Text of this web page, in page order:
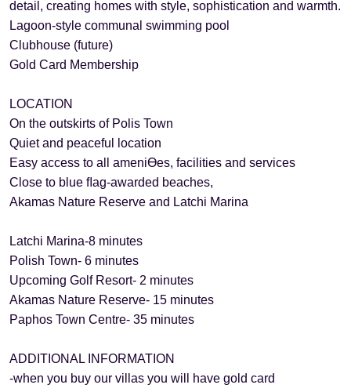
detail, creating homes with style, sophistication and warmth.
Lagoon-style communal swimming pool
Clubhouse (future)
Gold Card Membership
LOCATION
On the outskirts of Polis Town
Quiet and peaceful location
Easy access to all ameniƟes, facilities and services
Close to blue ﬂag-awarded beaches,
Akamas Nature Reserve and Latchi Marina
Latchi Marina-8 minutes
Polish Town- 6 minutes
Upcoming Golf Resort- 2 minutes
Akamas Nature Reserve- 15 minutes
Paphos Town Centre- 35 minutes
ADDITIONAL INFORMATION
-when you buy our villas you will have gold card